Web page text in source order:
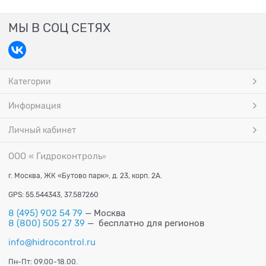
МЫ В СОЦ СЕТЯХ
Категории
Информация
Личный кабинет
ООО « Гидроконтроль»
г. Москва, ЖК «Бутово парк», д. 23, корп. 2А.
GPS: 55.544343, 37.587260
8 (495) 902 54 79 — Москва
8 (800) 505 27 39 — бесплатно для регионов
info@hidrocontrol.ru
Пн-Пт: 09.00-18.00.